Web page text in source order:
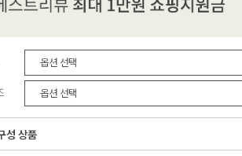
성 상품